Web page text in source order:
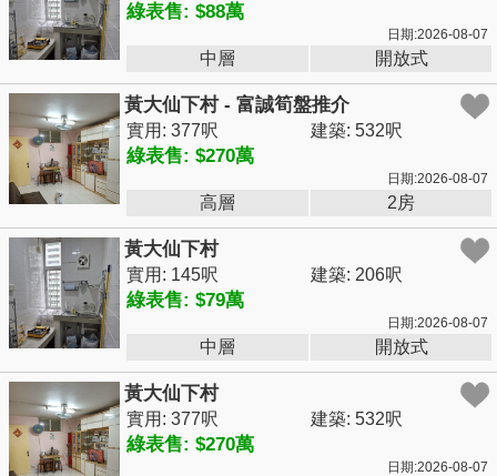
綠表售: $88萬
日期:2026-08-07
中層 開放式
黃大仙下村 - 富誠筍盤推介
實用: 377呎 建築: 532呎
綠表售: $270萬
日期:2026-08-07
高層 2房
黃大仙下村
實用: 145呎 建築: 206呎
綠表售: $79萬
日期:2026-08-07
中層 開放式
黃大仙下村
實用: 377呎 建築: 532呎
綠表售: $270萬
日期:2026-08-07